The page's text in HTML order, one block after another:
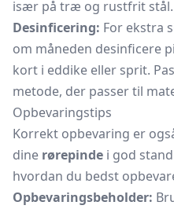
især på træ og rustfrit stål.
Desinficering: For ekstra
om måneden desinficere
kort i eddike eller sprit.
metode, der passer til
Opbevaringstips
Korrekt opbevaring er
dine rørepinde i god
hvordan du bedst
Opbevaringsbeholder: